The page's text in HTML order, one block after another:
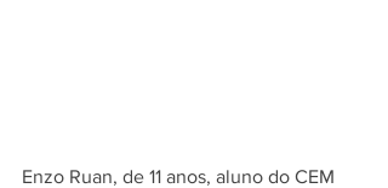
Enzo Ruan, de 11 anos, aluno do CEM